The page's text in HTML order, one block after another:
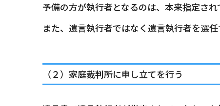
予備の方が執行者となるのは、本来指定さ
また、遺言執行者ではなく遺言執行者を選
（２）家庭裁判所に申し立てを行う